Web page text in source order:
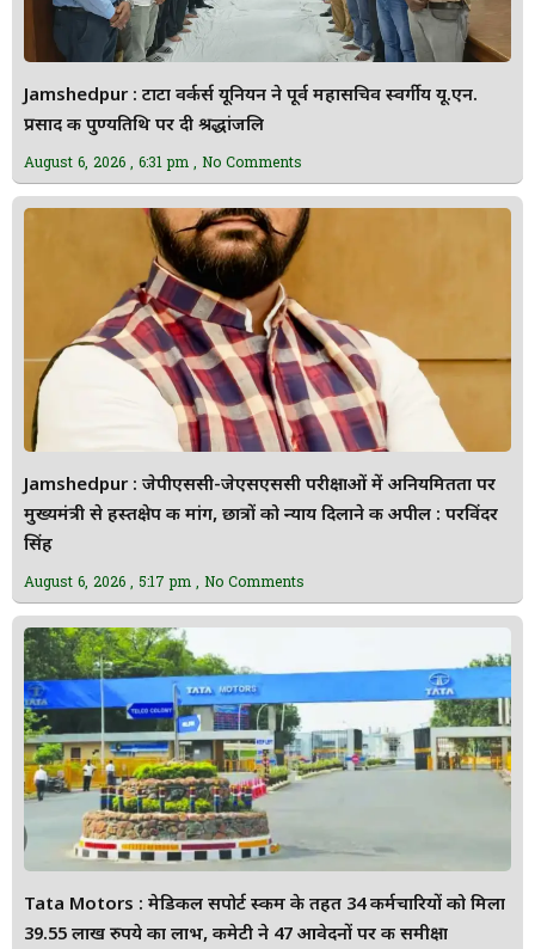
Jamshedpur : टाटा वर्कर्स यूनियन ने पूर्व महासचिव स्वर्गीय यू.एन.
प्रसाद की पुण्यतिथि पर दी श्रद्धांजलि
August 6, 2026 6:31 pm No Comments
Jamshedpur : जेपीएससी-जेएसएससी परीक्षाओं में अनियमितता पर
मुख्यमंत्री से हस्तक्षेप की मांग, छात्रों को न्याय दिलाने की अपील : परविंदर
सिंह
August 6, 2026 5:17 pm No Comments
Tata Motors : मेडिकल सपोर्ट स्कीम के तहत 34 कर्मचारियों को मिला
39.55 लाख रुपये का लाभ, कमेटी ने 47 आवेदनों पर की समीक्षा